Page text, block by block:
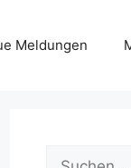
Meldungen
Suche